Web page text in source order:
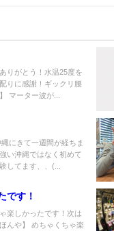
りがとう！水温25度を
りに感謝！ギックリ腰
マーター波が...
にきて一週間が経ちま
い沖縄ではなく初めて
してます、、(...
です！
楽しかったです！次は
んや】 めちゃくちゃ楽